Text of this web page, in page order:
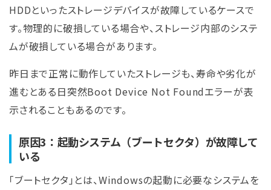
HDDといったストレージデバイスが故障しているケースで
す。物理的に破損している場合や、ストレージ内部のシステ
ムが破損している場合があります。
昨日まで正常に動作していたストレージも、寿命や劣化が
進むとある日突然Boot Device Not Foundエラーが表
示されることもあるのです。
原因3：起動システム（ブートセクタ）が故障して
いる
「ブートセクタ」とは、Windowsの起動に必要なシステムを